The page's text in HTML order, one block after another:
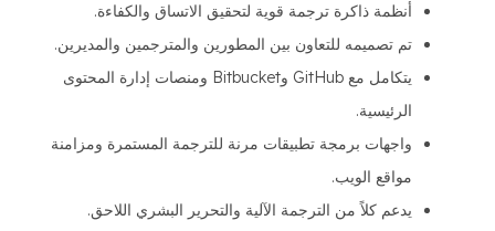
أنظمة ذاكرة ترجمة قوية لتحقيق الاتساق والكفاءة.
تم تصميمه للتعاون بين المطورين والمترجمين والمديرين.
يتكامل مع GitHub وBitbucket ومنصات إدارة المحتوى
الرئيسية.
واجهات برمجة تطبيقات مرنة للترجمة المستمرة ومزامنة
مواقع الويب.
يدعم كلاً من الترجمة الآلية والتحرير البشري اللاحق.